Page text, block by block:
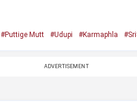
#Puttige Mutt #Udupi #Karmaphla
ADVERTISEMENT